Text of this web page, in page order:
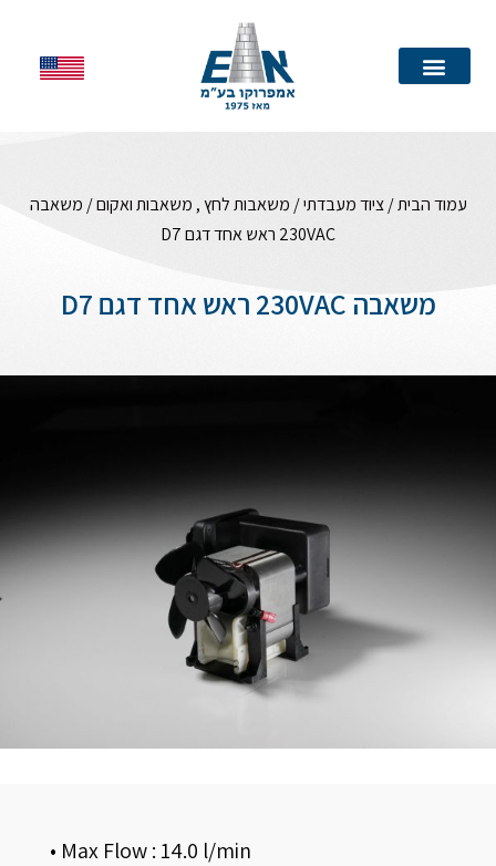
עמוד הבית/ציוד מעבדתי/ משאבות לחץ , משאבות ואקום/ משאבה
230VAC ראש אחד דגם D7
משאבה 230VAC ראש אחד דגם D7
• Max Flow : 14.0 l/min